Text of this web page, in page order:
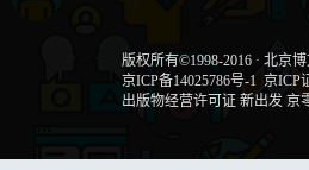
版权所有©1998-2016 · 北京博
京ICP备14025786号-1 京ICP
出版物经营许可证 新出发 京